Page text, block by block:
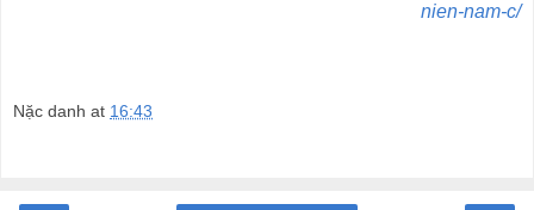
nien-nam-c/
Nặc danh at 16:43